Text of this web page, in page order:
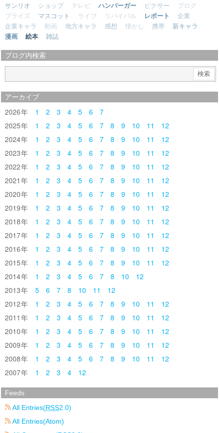
サンリオ
ショップ テレビ ハンバーガー ピクサー
ブログ
プライズ
マスコット ライブ リバイバル レポート
企業
企業キャラ
動画 地方キャラ 感想 懐かし 携帯
新キャラ
漫画
絵本 雑誌
ブログ内検索
アーカイブ
2026 1 2 3 4 5 6
7
2025
1 2 3 4 5 6 7 8 9 10 11
12
2024
1 2 3 4 5 6 7 8 9 10 11
12
2023
1 2 3 4 5 6 7 8 9 10 11
12
2022
1 2 3 4 5 6 7 8 9 10 11
12
2021
1 2 3 4 5 6 7 8 9 10 11
12
2020
1 2 3 4 5 6 7 8 9 10 11
12
2019
1 2 3 4 5 6 7 8 9 10 11
12
2018
1 2 3 4 5 6 7 8 9 10 11
12
2017
1 2 3 4 5 6 7 8 9 10 11
12
2016
1 2 3 4 5 6 7 8 9 10 11
12
2015
1 2 3 4 5 6 7 8 9 10 11
12
2014
1 2 3 4 5 6 7 8 10
12
2013
5 6 7 8 10 11
12
2012
1 2 3 4 5 6 7 8 9 10 11
12
2011
1 2 3 4 5 6 7 8 9 10 11
12
2010
1 2 3 4 5 6 7 8 9 10 11
12
2009
1 2 3 4 5 6 7 8 9 10 11
12
2008
1 2 3 4 5 6 7 8 9 10 11
12
2007
1 2 3 4 12
Feeds
All Entries(RSS2.0)
All Entries(Atom)